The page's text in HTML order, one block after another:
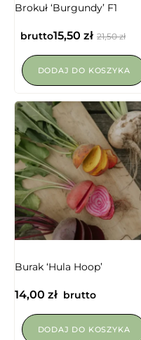
Brokuł ‘Burgundy’ F1
21,50zł
15,50 zł
brutto
DODAJ DO KOSZYKA
Burak ‘Hula Hoop’
14,00 zł brutto
DODAJ DO KOSZYKA